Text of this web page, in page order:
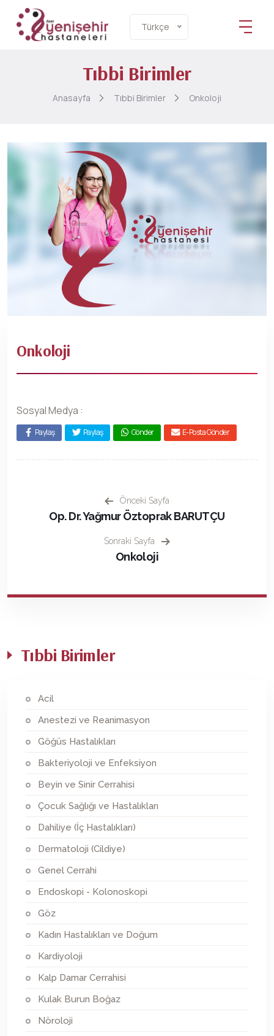
Türkçe
Tıbbi Birimler
Anasayfa Tıbbi Birimler Onkoloji
Onkoloji
Sosyal Medya :
Paylaş Paylaş Gönder E-Posta Gönder
Önceki Sayfa
Op. Dr. Yağmur Öztoprak BARUTÇU
Sonraki Sayfa
Onkoloji
Tıbbi Birimler
Acil
Anestezi ve Reanimasyon
Göğüs Hastalıkları
Bakteriyoloji ve Enfeksiyon
Beyin ve Sinir Cerrahisi
Çocuk Sağlığı ve Hastalıkları
Dahiliye (İç Hastalıkları)
Dermatoloji (Cildiye)
Genel Cerrahi
Endoskopi - Kolonoskopi
Göz
Kadın Hastalıkları ve Doğum
Kardiyoloji
Kalp Damar Cerrahisi
Kulak Burun Boğaz
Nöroloji